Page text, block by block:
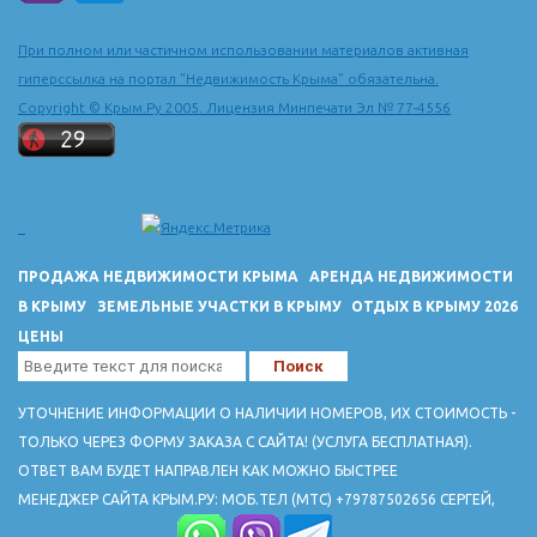
При полном или частичном использовании материалов активная
гиперссылка на портал "Недвижимость Крыма" обязательна.
Copyright © Крым.Ру 2005. Лицензия Минпечати Эл № 77-4556
ПРОДАЖА НЕДВИЖИМОСТИ КРЫМА
АРЕНДА НЕДВИЖИМОСТИ
В КРЫМУ
ЗЕМЕЛЬНЫЕ УЧАСТКИ В КРЫМУ
ОТДЫХ В КРЫМУ 2026
ЦЕНЫ
УТОЧНЕНИЕ ИНФОРМАЦИИ О НАЛИЧИИ НОМЕРОВ, ИХ СТОИМОСТЬ -
ТОЛЬКО ЧЕРЕЗ ФОРМУ ЗАКАЗА С САЙТА! (УСЛУГА БЕСПЛАТНАЯ).
ОТВЕТ ВАМ БУДЕТ НАПРАВЛЕН КАК МОЖНО БЫСТРЕЕ
МЕНЕДЖЕР САЙТА КРЫМ.РУ: МОБ.ТЕЛ (МТС) +79787502656 СЕРГЕЙ,